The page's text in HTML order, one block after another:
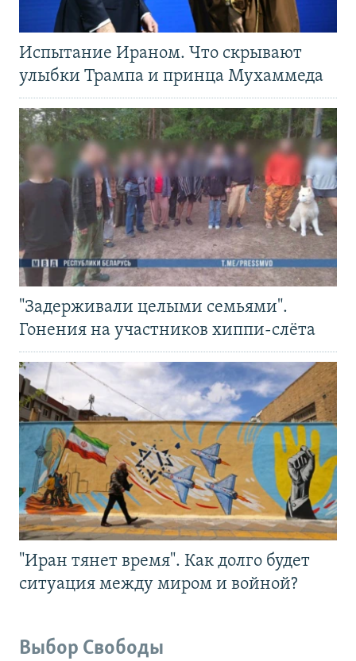
Испытание Ираном. Что скрывают
улыбки Трампа и принца Мухаммеда
"Задерживали целыми семьями".
Гонения на участников хиппи-слёта
"Иран тянет время". Как долго будет
ситуация между миром и войной?
Выбор Свободы